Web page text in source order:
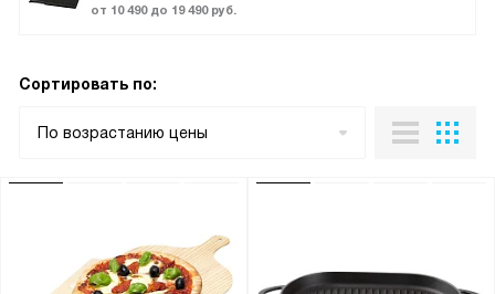
от 10 490 до 19 490 руб.
Сортировать по:
По возрастанию цены